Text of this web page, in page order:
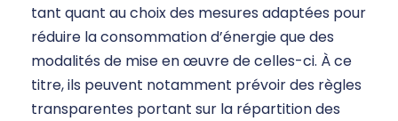
tant quant au choix des mesures adaptées pour
réduire la consommation d’énergie que des
modalités de mise en œuvre de celles-ci. À ce
titre, ils peuvent notamment prévoir des règles
transparentes portant sur la répartition des